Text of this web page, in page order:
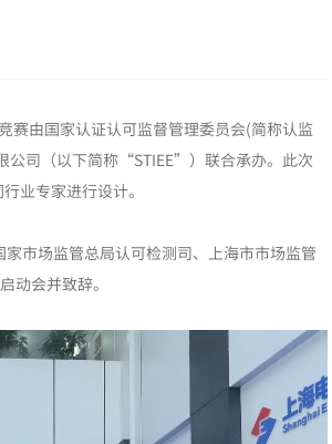
由国家认证认可监督管理委员会(简称认监
公司（以下简称“STIEE”）联合承办。此次
业专家进行设计。
市场监管总局认可检测司、上海市市场监管
动会并致辞。